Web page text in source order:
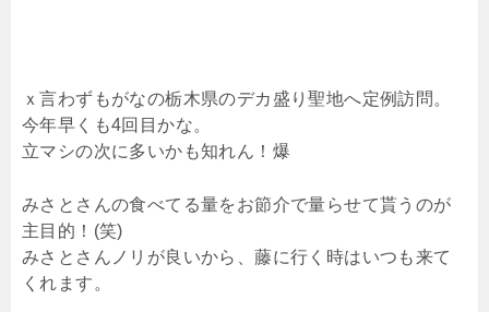
ｘ言わずもがなの栃木県のデカ盛り聖地へ定例訪問。
今年早くも4回目かな。
立マシの次に多いかも知れん！爆
みさとさんの食べてる量をお節介で量らせて貰うのが
主目的！(笑)
みさとさんノリが良いから、藤に行く時はいつも来て
くれます。